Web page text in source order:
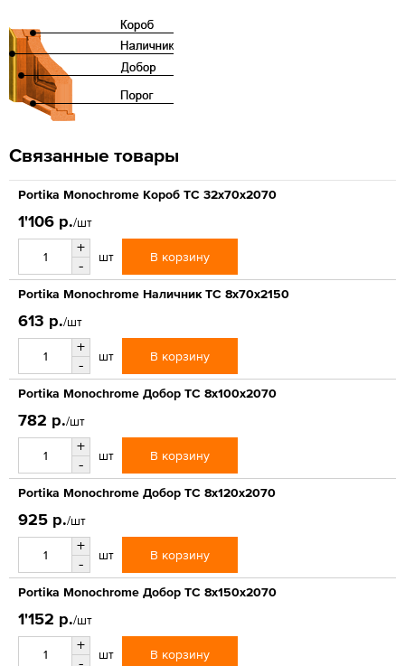
Связанные товары
Portika Monochrome Короб ТС 32x70x2070
1'106 р./шт
+
-
шт В корзину
Portika Monochrome Наличник ТС 8x70x2150
613 р./шт
+
-
шт В корзину
Portika Monochrome Добор ТС 8x100x2070
782 р./шт
+
-
шт В корзину
Portika Monochrome Добор ТС 8x120x2070
925 р./шт
+
-
шт В корзину
Portika Monochrome Добор ТС 8x150x2070
1'152 р./шт
+
шт В корзину